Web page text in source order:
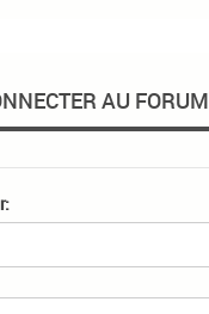
AU FORUM